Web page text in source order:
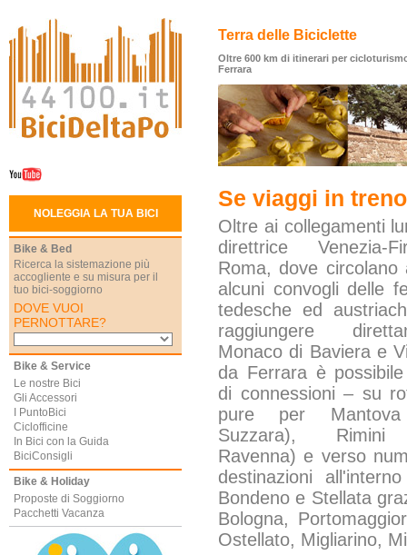
Terra delle Biciclette
Oltre 600 km di itinerari per
Ferrara
NOLEGGIA LA TUA BICI
Bike & Bed
Ricerca la sistemazione più
accogliente e su misura per il
tuo bici-soggiorno
DOVE VUOI
PERNOTTARE?
Bike & Service
Le nostre Bici
Gli Accessori
I PuntoBici
Ciclofficine
In Bici con la Guida
BiciConsigli
Bike & Holiday
Proposte di Soggiorno
Pacchetti Vacanza
Se viaggi in treno
Oltre ai collegamenti
direttrice Venezia-
Roma, dove circolano
alcuni convogli delle
tedesche ed
raggiungere
Monaco di Baviera e
da Ferrara è
di connessioni – su
pure per
Suzzara),
Ravenna) e verso
destinazioni
Bondeno e Stellata
Bologna,
Ostellato, Migliarino,